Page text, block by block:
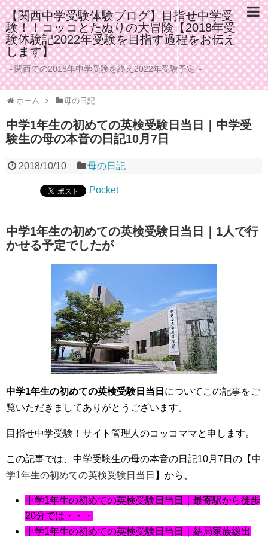
【関西中学受験体験ブログ】目指せ中学受
験！！コッコとたぬりの大冒険【2018年受
験体験記2022年受験を目指す過程をお伝え
します】
～関西での2018年中学受験を終え2022年受験予定～
ホーム 母の日記
中学1年生の初めての英検受験日当日｜中学受
験生の母の本音の日記10月7日
2018/10/10 母の日記
Pocket
中学1年生の初めての英検受験日当日｜1人で行
かせる予定でしたが
中学1年生の初めての英検受験日当日 についてこの記事をご
覧いただきましてありがとうございます。
目指せ中学受験！サイト管理人のコッコママと申します。
この記事では、中学受験生の母の本音の日記10月7日の【 中
学1年生の初めての英検受験日当日 】から、
中学1年生の初めての英検受験日当日｜最寄駅から徒歩
20分では・・・
中学1年生の初めての英検受験日当日｜結局家族総出